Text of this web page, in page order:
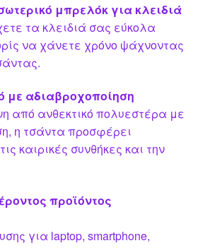
μπρελόκ για κλειδιά
τα κλειδιά σας εύκολα
να χάνετε χρόνο ψάχνοντας
με αδιαβροχοποίηση
από ανθεκτικό πολυεστέρα με
η τσάντα προσφέρει
καιρικές συνθήκες και την
προϊόντος
για laptop, smartphone,